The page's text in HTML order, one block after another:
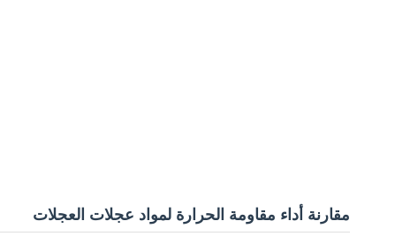
مقارنة أداء مقاومة الحرارة لمواد عجلات العجلات